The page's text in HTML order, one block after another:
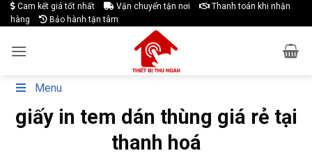
Skip
to
Cam kết giá tốt nhất Vận chuyển tận nơi
Thanh toán khi nhận
hàng
Bảo hành tận tâm
Menu
giấy in tem dán thùng giá rẻ tại
thanh hoá